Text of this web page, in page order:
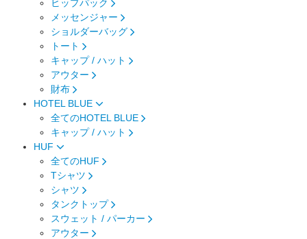
ヒップパック
メッセンジャー
ショルダーバッグ
トート
キャップ / ハット
アウター
財布
HOTEL BLUE
全てのHOTEL BLUE
キャップ / ハット
HUF
全てのHUF
Tシャツ
シャツ
タンクトップ
スウェット / パーカー
アウター